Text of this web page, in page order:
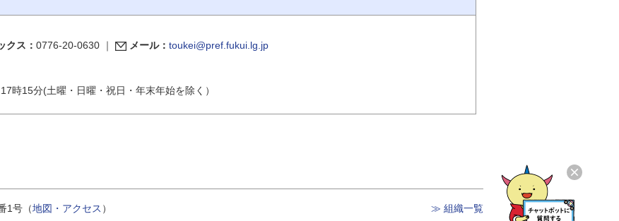
クス： 0776-20-0630 ｜ メール： toukei@pref.fukui.lg.jp
時15分(土曜・日曜・祝日・年末年始を除く）
1号（地図・アクセス ）
≫ 組織一覧